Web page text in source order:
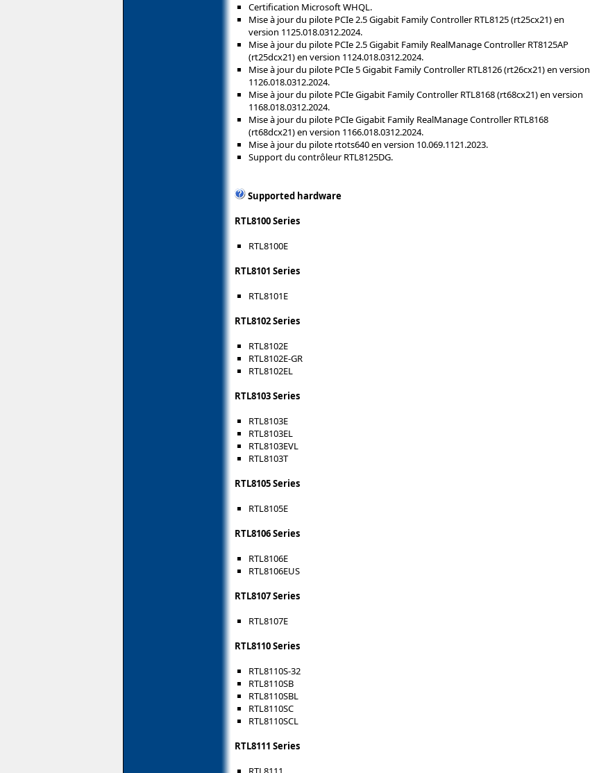
Certification Microsoft WHQL.
Mise à jour du pilote PCIe 2.5 Gigabit Family Controller RTL8125 (rt25cx21) en
version 1125.018.0312.2024.
Mise à jour du pilote PCIe 2.5 Gigabit Family RealManage Controller RT8125AP
(rt25dcx21) en version 1124.018.0312.2024.
Mise à jour du pilote PCIe 5 Gigabit Family Controller RTL8126 (rt26cx21) en version
1126.018.0312.2024.
Mise à jour du pilote PCIe Gigabit Family Controller RTL8168 (rt68cx21) en version
1168.018.0312.2024.
Mise à jour du pilote PCIe Gigabit Family RealManage Controller RTL8168
(rt68dcx21) en version 1166.018.0312.2024.
Mise à jour du pilote rtots640 en version 10.069.1121.2023.
Support du contrôleur RTL8125DG.
Supported hardware
RTL8100 Series
RTL8100E
RTL8101 Series
RTL8101E
RTL8102 Series
RTL8102E
RTL8102E-GR
RTL8102EL
RTL8103 Series
RTL8103E
RTL8103EL
RTL8103EVL
RTL8103T
RTL8105 Series
RTL8105E
RTL8106 Series
RTL8106E
RTL8106EUS
RTL8107 Series
RTL8107E
RTL8110 Series
RTL8110S-32
RTL8110SB
RTL8110SBL
RTL8110SC
RTL8110SCL
RTL8111 Series